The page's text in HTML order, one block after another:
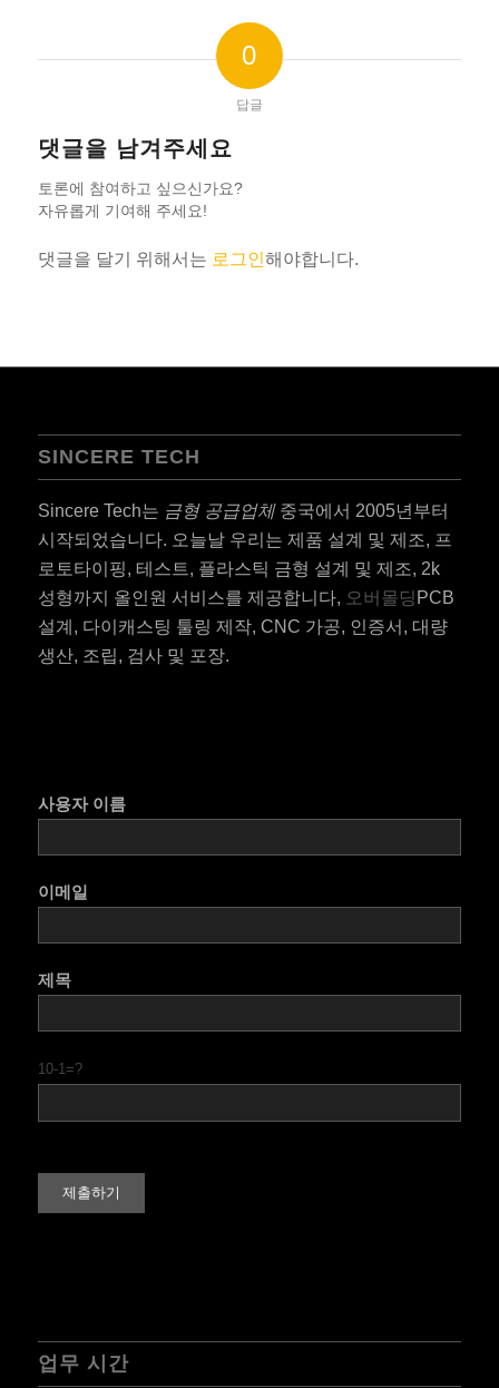
0
답글
댓글을 남겨주세요
토론에 참여하고 싶으신가요?
자유롭게 기여해 주세요!
댓글을 달기 위해서는 로그인해야합니다.
SINCERE TECH
Sincere Tech는 금형 공급업체중국에서 2005년부터
시작되었습니다. 오늘날 우리는 제품 설계 및 제조, 프
로토타이핑, 테스트, 플라스틱 금형 설계 및 제조, 2k
성형까지 올인원 서비스를 제공합니다, 오버몰딩 PCB
설계, 다이캐스팅 툴링 제작, CNC 가공, 인증서, 대량
생산, 조립, 검사 및 포장.
사용자 이름
이메일
제목
10-1=?
업무 시간